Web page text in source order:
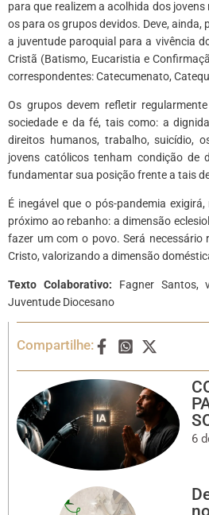
para que realizem a acolhida dos
os para os grupos devidos. Deve, ainda,
a juventude paroquial para a vivência
Cristã (Batismo, Eucaristia e
correspondentes: Catecumenato,
Os grupos devem refletir
sociedade e da fé, tais como: a
direitos humanos, trabalho, suicídio,
jovens católicos tenham condição de
fundamentar sua posição frente a tais
É inegável que o pós-pandemia
próximo ao rebanho: a dimensão
fazer um com o povo. Será necessário
Cristo, valorizando a dimensão
Texto Colaborativo: Fagner Santos,
Juventude Diocesano
Compartilhe:
6